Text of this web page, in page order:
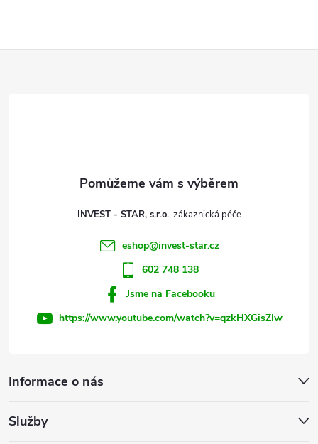
Informace o nás
Služby
INVEST - STAR, s.r.o.
eshop@invest-star.cz
602 748 138
Jsme na Facebooku
https://www.youtube.com/watch?v=qzkHXGisZIw